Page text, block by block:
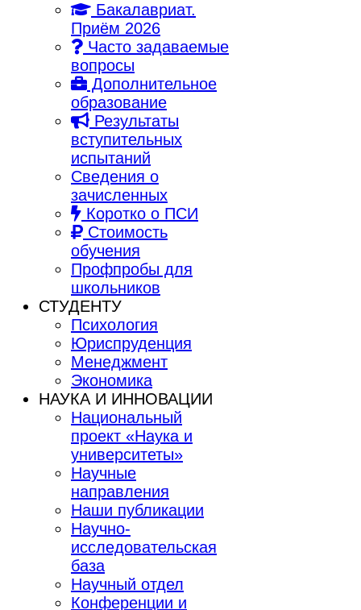
Бакалавриат.
Приём 2026
Часто задаваемые
вопросы
Дополнительное
образование
Результаты
вступительных
испытаний
Сведения о
зачисленных
Коротко о ПСИ
Стоимость
обучения
Профпробы для
школьников
СТУДЕНТУ
Психология
Юриспруденция
Менеджмент
Экономика
НАУКА И ИННОВАЦИИ
Национальный
проект «Наука и
университеты»
Научные
направления
Наши публикации
Научно-
исследовательская
база
Научный отдел
Конференции и